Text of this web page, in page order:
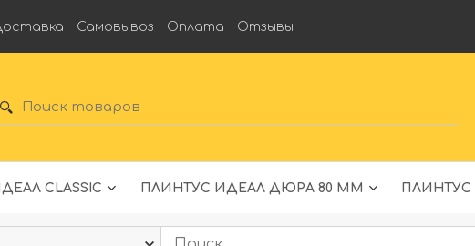
Самовывоз Оплата Отзывы
CLASSIC ПЛИНТУС ИДЕАЛ ДЮРА 80 ММ